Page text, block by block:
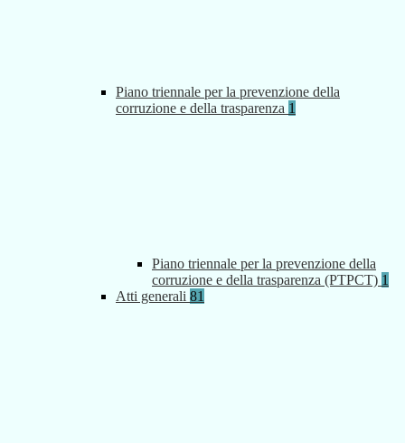
Piano triennale per la prevenzione della
corruzione e della trasparenza 1
Piano triennale per la prevenzione della
corruzione e della trasparenza (PTPCT) 1
Atti generali 81